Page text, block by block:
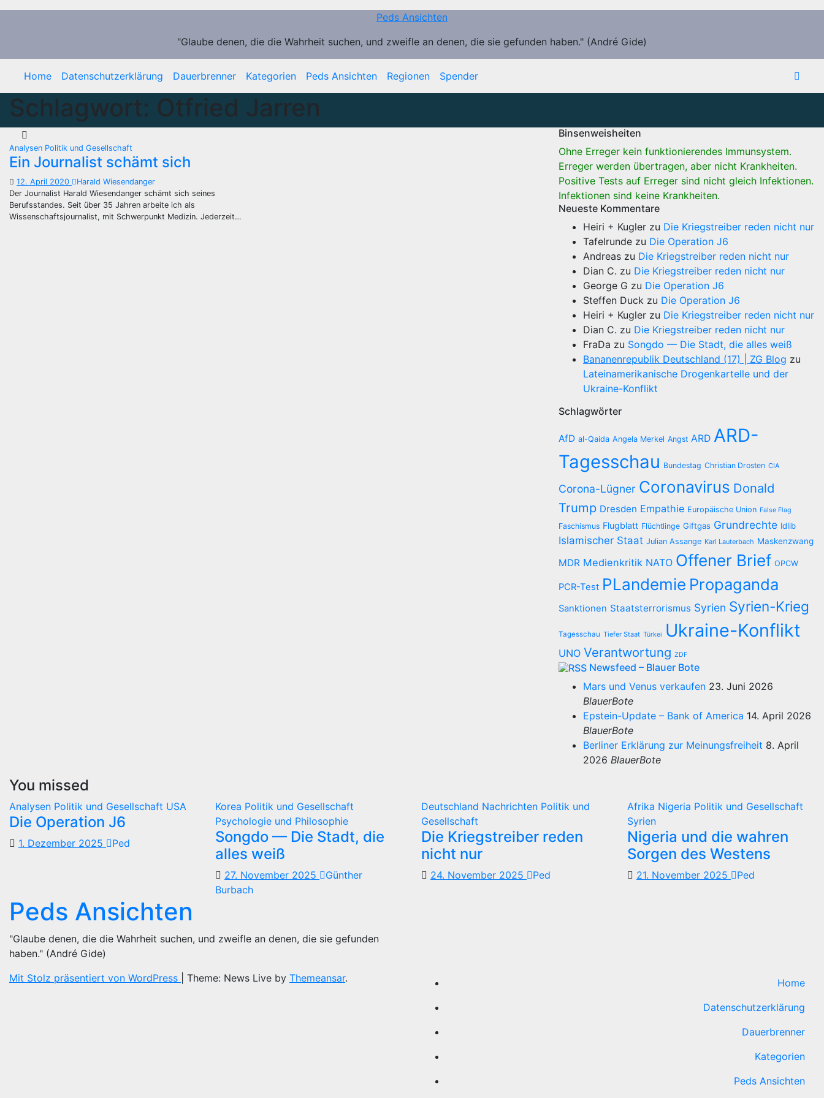
Zum
Peds Ansichten
"Glaube denen, die die Wahrheit suchen, und zweifle an denen, die sie gefunden haben." (André Gide)
Home Datenschutzerklärung Dauerbrenner Kategorien Peds Ansichten Regionen Spender
Schlagwort: Otfried Jarren
Analysen Politik und Gesellschaft
Ein Journalist schämt sich
12. April 2020
Harald Wiesendanger
Der Journalist Harald Wiesendanger schämt sich seines
Berufsstandes. Seit über 35 Jahren arbeite ich als
Wissenschaftsjournalist, mit Schwerpunkt Medizin. Jederzeit…
Binsenweisheiten
Ohne Erreger kein funktionierendes Immunsystem.
Erreger werden übertragen, aber nicht Krankheiten.
Positive Tests auf Erreger sind nicht gleich Infektionen.
Infektionen sind keine Krankheiten.
Neueste Kommentare
Heiri + Kugler zu Die Kriegstreiber reden nicht nur
Tafelrunde zu Die Operation J6
Andreas zu Die Kriegstreiber reden nicht nur
Dian C. zu Die Kriegstreiber reden nicht nur
George G zu Die Operation J6
Steffen Duck zu Die Operation J6
Heiri + Kugler zu Die Kriegstreiber reden nicht nur
Dian C. zu Die Kriegstreiber reden nicht nur
FraDa zu Songdo — Die Stadt, die alles weiß
Bananenrepublik Deutschland (17) | ZG Blog zu
Lateinamerikanische Drogenkartelle und der
Ukraine-Konflikt
Schlagwörter
AfD al-Qaida Angela Merkel Angst ARD ARD-
Tagesschau Bundestag Christian Drosten CIA
Corona-Lügner Coronavirus Donald
Trump Dresden Empathie Europäische Union False Flag
Faschismus Flugblatt Flüchtlinge Giftgas Grundrechte Idlib
Islamischer Staat Julian Assange Karl Lauterbach Maskenzwang
MDR Medienkritik NATO Offener Brief OPCW
PCR-Test PLandemie Propaganda
Sanktionen Staatsterrorismus Syrien Syrien-Krieg
Tagesschau Tiefer Staat Türkei Ukraine-Konflikt
UNO Verantwortung ZDF
Newsfeed – Blauer Bote
Mars und Venus verkaufen 23. Juni 2026
BlauerBote
Epstein-Update – Bank of America 14. April 2026
BlauerBote
Berliner Erklärung zur Meinungsfreiheit 8. April
2026 BlauerBote
You missed
Analysen Politik und Gesellschaft USA
Die Operation J6
1. Dezember 2025 Ped
Korea Politik und Gesellschaft
Psychologie und Philosophie
Songdo — Die Stadt, die
alles weiß
27. November 2025
Günther
Burbach
Deutschland Nachrichten Politik und
Gesellschaft
Die Kriegstreiber reden
nicht nur
24. November 2025 Ped
Afrika Nigeria Politik und Gesellschaft
Syrien
Nigeria und die wahren
Sorgen des Westens
21. November 2025 Ped
Peds Ansichten
"Glaube denen, die die Wahrheit suchen, und zweifle an denen, die sie gefunden
haben." (André Gide)
Mit Stolz präsentiert von WordPress
Theme: News Live by Themeansar.
Home
Datenschutzerklärung
Dauerbrenner
Kategorien
Peds Ansichten